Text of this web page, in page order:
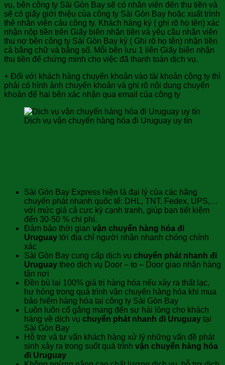
vụ, bên công ty Sài Gòn Bay sẽ có nhân viên đến thu tiền và
sẽ có giấy giới thiệu của công ty Sài Gòn Bay hoặc xuất trình
thẻ nhân viên cảu công ty. Khách hàng ký ( ghi rõ họ tên) xác
nhận nộp tiền trên Giấy biên nhận tiền và yêu cầu nhân viên
thu nợ bên công ty Sài Gòn Bay ký ( Ghi rõ họ tên) nhận tiền
cả bằng chữ và bằng số. Mỗi bên lưu 1 liên Giấy biên nhận
thu tiền để chứng minh cho việc đã thanh toán dịch vụ.
+ Đối với khách hàng chuyển khoản vào tài khoản công ty thì
phải có hình ảnh chuyển khoản và ghi rõ nội dung chuyển
khoản để hai bên xác nhận qua email của công ty
Dịch vụ vận chuyển hàng hóa đi Uruguay uy tín
Sài Gòn Bay Express hiện là đại lý của các hãng
chuyển phát nhanh quốc tế: DHL, TNT, Fedex, UPS,…
với mức giá cả cực kỳ cạnh tranh, giúp bạn tiết kiệm
đến 30-50 % chi phí.
Đảm bảo thời gian vận chuyển hàng hóa đi
Uruguay tới địa chỉ người nhận nhanh chóng chính
xác
Sài Gòn Bay cung cấp dịch vụ chuyển phát nhanh đi
Uruguay theo dịch vụ Door – to – Door giao nhận hàng
tận nơi
Đền bù lại 100% giá trị hàng hóa nếu xảy ra thất lạc,
hư hỏng trong quá trình vận chuyển hàng hóa khi mua
bảo hiểm hàng hóa tại công ty Sài Gòn Bay
Luôn luôn cố gắng mang đến sự hài lòng cho khách
hàng về dịch vụ chuyển phát nhanh đi Uruguay tại
Sài Gòn Bay
Hỗ trợ và tư vấn khách hàng xử lý những vấn đề phát
sinh xảy ra trong suốt quá trình vận chuyển hàng hóa
đi Uruguay